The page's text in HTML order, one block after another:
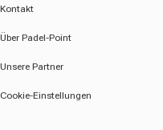
Kontakt
Über Padel-Point
Unsere Partner
Cookie-Einstellungen